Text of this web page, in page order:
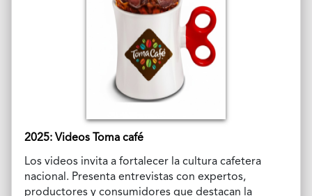
2025: Videos Toma café
Los videos invita a fortalecer la cultura cafetera
nacional. Presenta entrevistas con expertos,
productores y consumidores que destacan la